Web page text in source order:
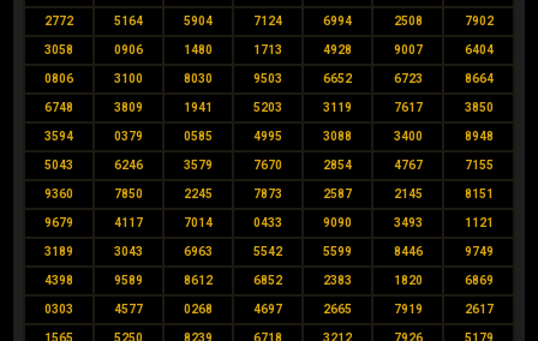
2772 5164 5904 7124 6994 2508 7902
3058 0906 1480 1713 4928 9007 6404
0806 3100 8030 9503 6652 6723 8664
6748 3809 1941 5203 3119 7617 3850
3594 0379 0585 4995 3088 3400 8948
5043 6246 3579 7670 2854 4767 7155
9360 7850 2245 7873 2587 2145 8151
9679 4117 7014 0433 9090 3493 1121
3189 3043 6963 5542 5599 8446 9749
4398 9589 8612 6852 2383 1820 6869
0303 4577 0268 4697 2665 7919 2617
1565 5250 8239 6718 3212 7926 5179